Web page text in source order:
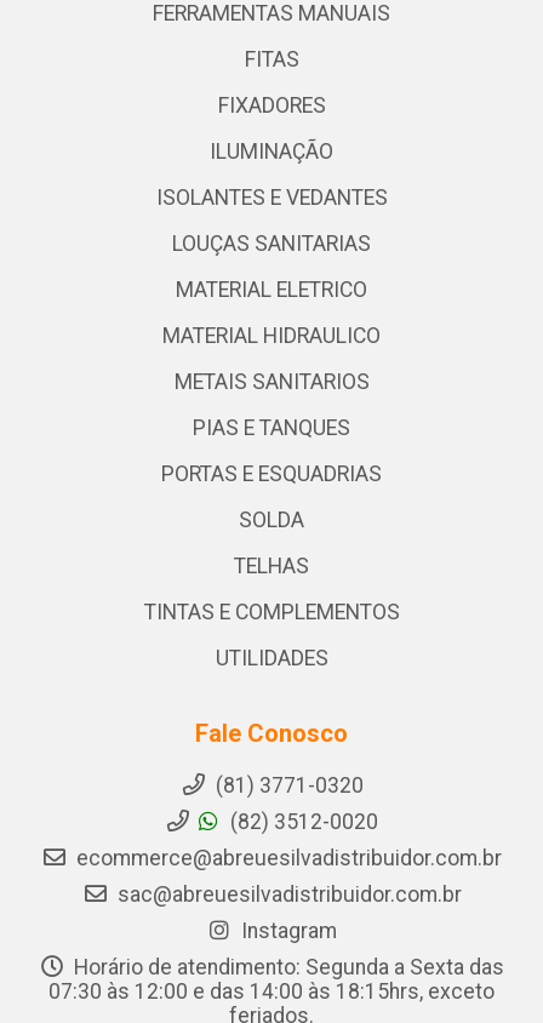
FERRAMENTAS MANUAIS
FITAS
FIXADORES
ILUMINAÇÃO
ISOLANTES E VEDANTES
LOUÇAS SANITARIAS
MATERIAL ELETRICO
MATERIAL HIDRAULICO
METAIS SANITARIOS
PIAS E TANQUES
PORTAS E ESQUADRIAS
SOLDA
TELHAS
TINTAS E COMPLEMENTOS
UTILIDADES
Fale Conosco
(81) 3771-0320
(82) 3512-0020
ecommerce@abreuesilvadistribuidor.com.br
sac@abreuesilvadistribuidor.com.br
Instagram
Horário de atendimento: Segunda a Sexta das
07:30 às 12:00 e das 14:00 às 18:15hrs, exceto
feriados.